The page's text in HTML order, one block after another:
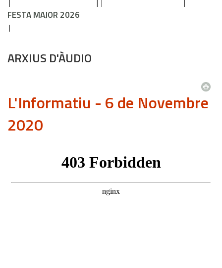
FESTA MAJOR 2026
ARXIUS D'ÀUDIO
L'Informatiu - 6 de Novembre
2020